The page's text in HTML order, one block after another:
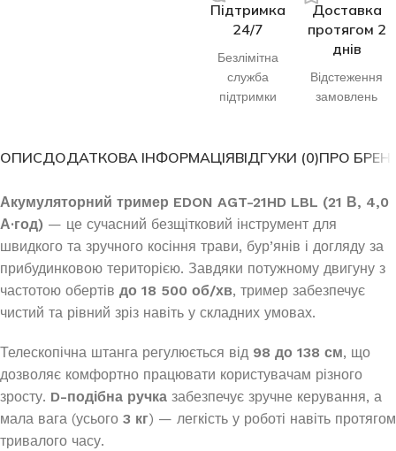
Підтримка
24/7
Безлімітна
служба
підтримки
Доставка
протягом 2
днів
Відстеження
замовлень
ОПИСДОДАТКОВА ІНФОРМАЦІЯВІДГУКИ (0)ПРО
Акумуляторний тример EDON AGT-21HD LBL (21 В, 4,0
А·год) — це сучасний безщітковий інструмент для
швидкого та зручного косіння трави, бур’янів і догляду за
прибудинковою територією. Завдяки потужному двигуну з
частотою обертів до 18 500 об/хв, тример забезпечує
чистий та рівний зріз навіть у складних умовах.
Телескопічна штанга регулюється від 98 до 138 см, що
дозволяє комфортно працювати користувачам різного
зросту. D-подібна ручка забезпечує зручне керування, а
мала вага (усього 3 кг) — легкість у роботі навіть протягом
тривалого часу.